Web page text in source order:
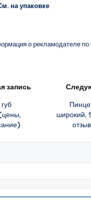
на упаковке
о рекламодателе
запись
широкий,